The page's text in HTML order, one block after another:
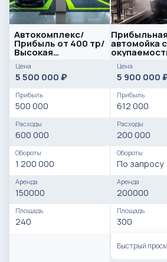
Автокомплекс/
Прибыль от 400 тр/
Высокая
проходимость
Цена
5 500 000 ₽
Прибыль
500 000
Расходы
600 000
Обороты
1 200 000
Аренда
150000
Площадь
240
автомойка
Цена
5 900 000
Прибыль
612 000
Расходы
200 000
Обороты
По запросу
Аренда
200000
Площадь
300
Быстрый